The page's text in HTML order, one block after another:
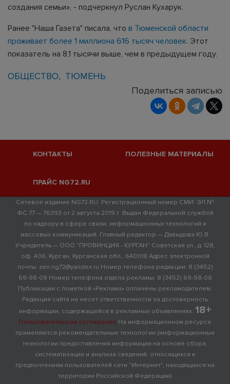
создания семьи», - подчеркнул Руслан Кухарук.
Ранее "Наша Газета" писала, что в Тюменской области
проживает более 1 миллиона 616 тысяч человек. Этот
показатель на 8,1 тысячи выше, чем в предыдущем году.
ОБЩЕСТВО
ТЮМЕНЬ
Поделиться записью
КОНТАКТЫ ПОЛЕЗНЫЕ МАТЕРИАЛЫ
ПРАЙС NG72.RU
Сетевое издание NG72.RU. Регистрационный номер СМИ: ЭЛ №
ФС 77 — 76393 от 2 августа 2019 г. Выдан Федеральной службой
по надзору в сфере связи, информационных технологий и
массовых коммуникаций. Главный редактор — Давыдова Ю.В.
Учредитель — ООО "ПРОВИНЦИЯ - КУРГАН" Советская ул., д. 128,
оф. 406, Курган, Курганская обл., 640018 Адрес электронной
почты: zen.ng72@yandex.ru Номер телефона редакции: 8 (3452)
69-98-08 Номер телефона отдела рекламы: 8 (3452) 69-98-08
Публикации с пометкой «Реклама» оплачены рекламодателем.
Редакция сайта не несет ответственности за достоверность
информации, содержащейся в рекламных объявлениях. 18+
Пользовательское соглашение На информационном ресурсе
применяются рекомендательные технологии (информационные
технологии предоставления информации на основе сбора,
систематизации и анализа сведений, относящихся к
предпочтениям пользователей сети "Интернет", находящихся на
территории Российской Федерации)